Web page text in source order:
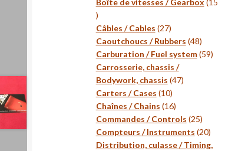
Boîte de vitesses / Gearbox 15
15
produits
Câbles / Cables 2727
produits
Caoutchoucs / Rubbers 4848
produits
Carburation / Fuel system 5959
Carrosserie, chassis /
Bodywork, chassis 4747
Carters / Cases 1010
produits
Chaînes / Chains 1616
produits
Commandes / Controls 2525
produits
Compteurs / Instruments 2020
produits
Distribution, culasse / Timing,